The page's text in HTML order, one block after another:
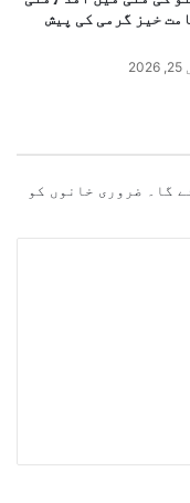
خیز گرمی کی پیش
گا۔
ضروری خانوں کو